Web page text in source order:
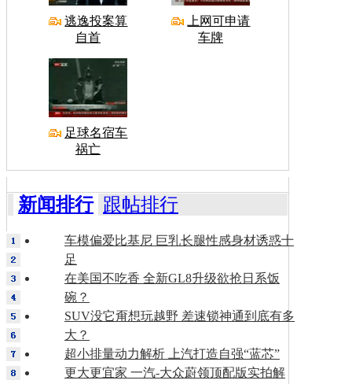
逃逸投案算
自首
上网可申请
车牌
足球名宿车
祸亡
新闻排行 跟帖排行
车模偏爱比基尼 巨乳长腿性感身材诱惑十
足
在美国不吃香 全新GL8升级欲抢日系饭
碗？
SUV没它甭想玩越野 差速锁神通到底有多
大？
超小排量动力解析 上汽打造自强“蓝芯”
更大更宜家 一汽-大众蔚领顶配版实拍解